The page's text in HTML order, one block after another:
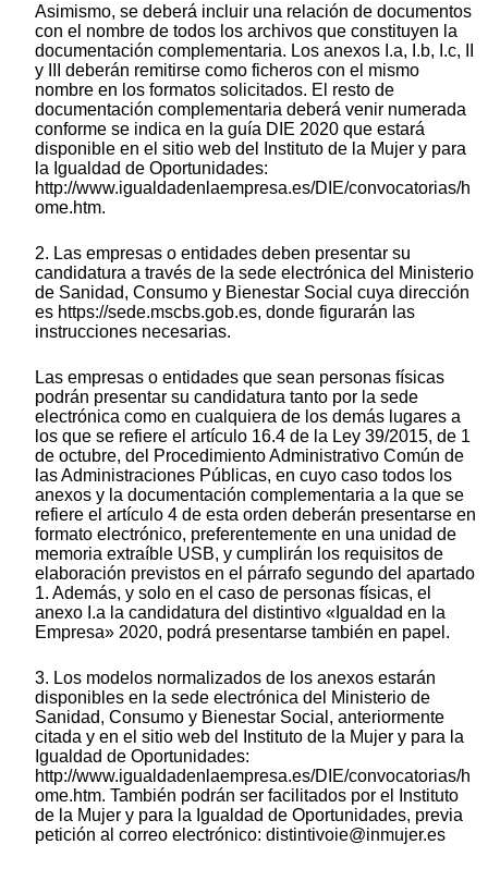
Asimismo, se deberá incluir una relación de documentos
con el nombre de todos los archivos que constituyen la
documentación complementaria. Los anexos I.a, I.b, I.c, II
y III deberán remitirse como ficheros con el mismo
nombre en los formatos solicitados. El resto de
documentación complementaria deberá venir numerada
conforme se indica en la guía DIE 2020 que estará
disponible en el sitio web del Instituto de la Mujer y para
la Igualdad de Oportunidades:
http://www.igualdadenlaempresa.es/DIE/convocatorias/h
ome.htm.
2. Las empresas o entidades deben presentar su
candidatura a través de la sede electrónica del Ministerio
de Sanidad, Consumo y Bienestar Social cuya dirección
es https://sede.mscbs.gob.es, donde figurarán las
instrucciones necesarias.
Las empresas o entidades que sean personas físicas
podrán presentar su candidatura tanto por la sede
electrónica como en cualquiera de los demás lugares a
los que se refiere el artículo 16.4 de la Ley 39/2015, de 1
de octubre, del Procedimiento Administrativo Común de
las Administraciones Públicas, en cuyo caso todos los
anexos y la documentación complementaria a la que se
refiere el artículo 4 de esta orden deberán presentarse en
formato electrónico, preferentemente en una unidad de
memoria extraíble USB, y cumplirán los requisitos de
elaboración previstos en el párrafo segundo del apartado
1. Además, y solo en el caso de personas físicas, el
anexo I.a la candidatura del distintivo «Igualdad en la
Empresa» 2020, podrá presentarse también en papel.
3. Los modelos normalizados de los anexos estarán
disponibles en la sede electrónica del Ministerio de
Sanidad, Consumo y Bienestar Social, anteriormente
citada y en el sitio web del Instituto de la Mujer y para la
Igualdad de Oportunidades:
http://www.igualdadenlaempresa.es/DIE/convocatorias/h
ome.htm. También podrán ser facilitados por el Instituto
de la Mujer y para la Igualdad de Oportunidades, previa
petición al correo electrónico: distintivoie@inmujer.es